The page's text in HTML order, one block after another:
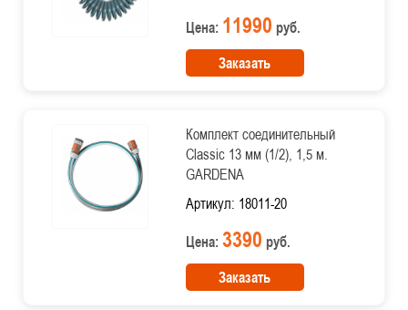
Цена: 11990 руб.
Заказать
Комплект соединительный
Classic 13 мм (1/2), 1,5 м.
GARDENA
Артикул: 18011-20
Цена: 3390 руб.
Заказать